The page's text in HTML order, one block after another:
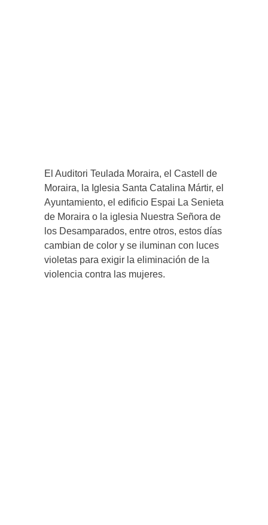
El Auditori Teulada Moraira, el Castell de
Moraira, la Iglesia Santa Catalina Mártir, el
Ayuntamiento, el edificio Espai La Senieta
de Moraira o la iglesia Nuestra Señora de
los Desamparados, entre otros, estos días
cambian de color y se iluminan con luces
violetas para exigir la eliminación de la
violencia contra las mujeres.